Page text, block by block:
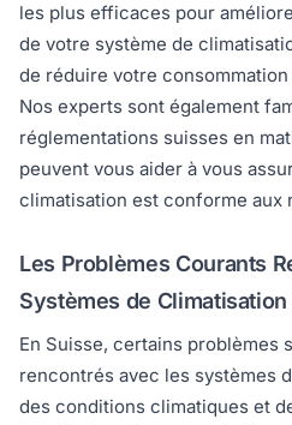
les plus efficaces pour
de votre système de
de réduire votre
Nos experts sont également
réglementations suisses en
peuvent vous aider à vous
climatisation est conforme aux
Les Problèmes Courants
Systèmes de
En Suisse, certains problèmes
rencontrés avec les systèmes
des conditions climatiques et